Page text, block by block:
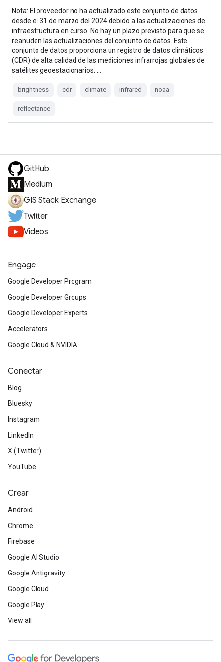
Nota: El proveedor no ha actualizado este conjunto de datos
desde el 31 de marzo del 2024 debido a las actualizaciones de
infraestructura en curso. No hay un plazo previsto para que se
reanuden las actualizaciones del conjunto de datos. Este
conjunto de datos proporciona un registro de datos climáticos
(CDR) de alta calidad de las mediciones infrarrojas globales de
satélites geoestacionarios. …
brightness cdr climate infrared noaa
reflectance
GitHub
Medium
GIS Stack Exchange
Twitter
Videos
Engage
Google Developer Program
Google Developer Groups
Google Developer Experts
Accelerators
Google Cloud & NVIDIA
Conectar
Blog
Bluesky
Instagram
LinkedIn
X (Twitter)
YouTube
Crear
Android
Chrome
Firebase
Google AI Studio
Google Antigravity
Google Cloud
Google Play
View all